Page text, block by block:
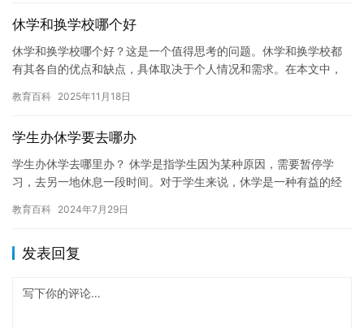
休学和换学校哪个好
休学和换学校哪个好？这是一个值得思考的问题。休学和换学校都
有其各自的优点和缺点，具体取决于个人情况和需求。在本文中，
指暂…
教育百科 2025年11月18日
学生办休学要去哪办
学生办休学去哪里办？ 休学是指学生因为某种原因，需要暂停学
习，去另一地休息一段时间。对于学生来说，休学是一种有益的经
是，休学…
教育百科 2024年7月29日
发表回复